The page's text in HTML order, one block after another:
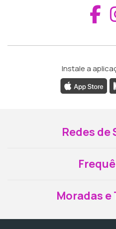
Instale a
Redes
Moradas